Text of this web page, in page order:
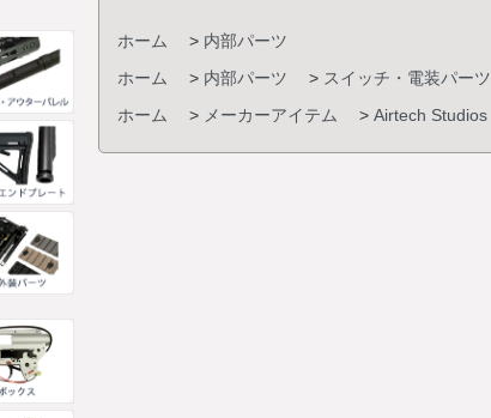
ホーム > 内部パーツ
ホーム
> 内部パーツ > スイッチ・電装パーツ
ホーム
> メーカーアイテム > Airtech Studios